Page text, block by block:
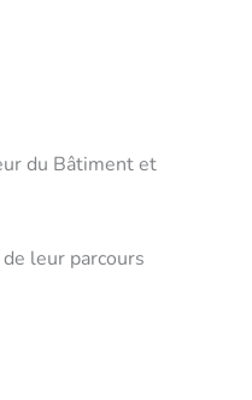
du Bâtiment et
leur parcours